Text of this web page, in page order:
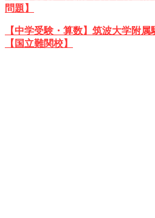
問題】
【中学受験・算数】筑波大学附
【国立難関校】